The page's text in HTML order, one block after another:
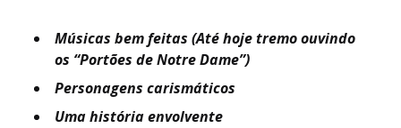
Músicas bem feitas (Até hoje tremo ouvindo
os “Portões de Notre Dame”)
Personagens carismáticos
Uma história envolvente